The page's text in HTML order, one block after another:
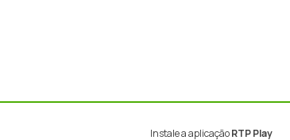
Instale a aplicaçãoRTP Play